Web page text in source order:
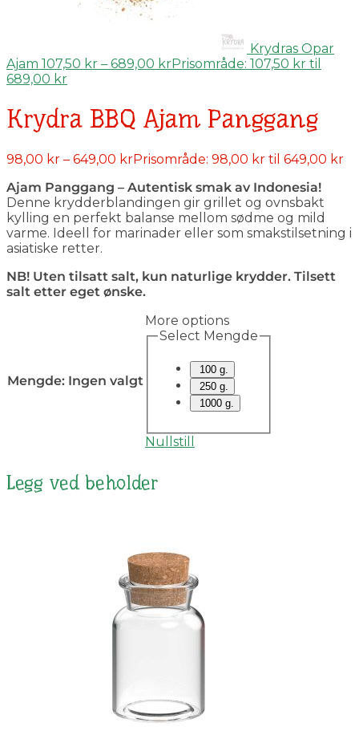
Krydras Opar
Ajam 107,50 kr – 689,00 krPrisområde: 107,50 kr til
689,00 kr
Krydra BBQ Ajam Panggang
98,00 kr – 649,00 krPrisområde: 98,00 kr til 649,00 kr
Ajam Panggang – Autentisk smak av Indonesia!
Denne krydderblandingen gir grillet og ovnsbakt
kylling en perfekt balanse mellom sødme og mild
varme. Ideell for marinader eller som smakstilsetning i
asiatiske retter.
NB! Uten tilsatt salt, kun naturlige krydder. Tilsett
salt etter eget ønske.
Mengde: Ingen valgt
More options
Select Mengde
100 g.
250 g.
1000 g.
Nullstill
Legg ved beholder